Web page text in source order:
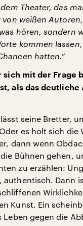
Theater, das
weißen
hören, sondern
kommen
hatten.“
sich mit der Frage
als das deutliche
seine Bretter,
es holt sich die
dann wenn
Bühnen gehen,
zu erzählen:
authentisch. Dann
Kunst. Ein
Leben gegen die